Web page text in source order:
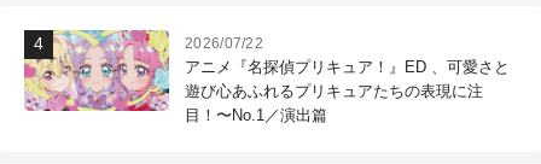
2026/07/22
アニメ『名探偵プリキュア！』ED 、可愛さと
遊び心あふれるプリキュアたちの表現に注
目！〜No.1／演出篇